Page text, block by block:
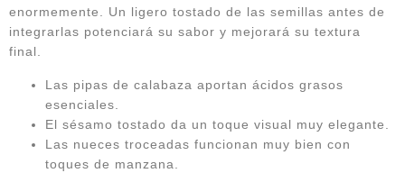
enormemente. Un ligero tostado de las semillas antes de
integrarlas potenciará su sabor y mejorará su textura
final.
Las pipas de calabaza aportan ácidos grasos
esenciales.
El sésamo tostado da un toque visual muy elegante.
Las nueces troceadas funcionan muy bien con
toques de manzana.